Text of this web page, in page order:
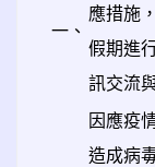
一、
應措施
假期進
訊交流
因應疫
造成病